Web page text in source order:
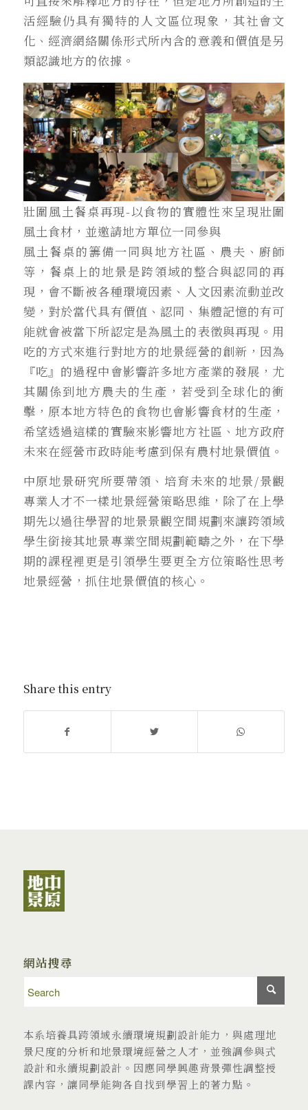
活經驗仍具有獨特的人文區位現象，其社會文
化、經濟網絡關係形式所內含的意義和價值是另
類認識地方的依據。
壯圍風土餐桌再現-以食物的實體性來呈現壯圍
風土食材，並邀請地方單位一同參與
風土餐桌的籌備一同與地方社區、農夫、廚師
等，餐桌上的地景是跨領域的整合與認同的再
現，會不斷被各種環境因素、人文因素流動並改
變，對於當代具有價值、認同、集體記憶的有可
能就會被當下所認定是為風土的表徵與再現。用
吃的方式來進行對地方的地景經營的創新，因為
『吃』的過程中會影響許多地方產業的發展，尤
其關係到地方農夫的生產，若受到全球化的衝
擊，原本地方特色的食物也會影響食材的生產，
希望透過這樣的實驗來影響地方社區、地方政府
未來在經營市政時能考慮到保有農村地景價值。
中原地景研究所要帶領、培育未來的地景/景觀
專業人才不一樣地景經營策略思維，除了在上學
期先以過往學習的地景景觀空間規劃來讓跨領域
學生銜接其地景專業空間規劃範疇之外，在下學
期的課程裡更是引領學生要更全方位策略性思考
地景經營，抓住地景價值的核心。
Share this entry
網站搜尋
本系培養具跨領域永續環境規劃設計能力，與處理地
景尺度的分析和地景環境經營之人才，並強調參與式
設計和永續規劃設計。因應同學興趣背景彈性調整授
課內容，讓同學能夠各自找到學習上的著力點。